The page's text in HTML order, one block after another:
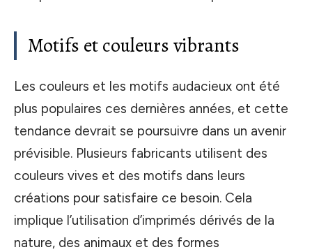
Motifs et couleurs vibrants
Les couleurs et les motifs audacieux ont été
plus populaires ces dernières années, et cette
tendance devrait se poursuivre dans un avenir
prévisible. Plusieurs fabricants utilisent des
couleurs vives et des motifs dans leurs
créations pour satisfaire ce besoin. Cela
implique l’utilisation d’imprimés dérivés de la
nature, des animaux et des formes